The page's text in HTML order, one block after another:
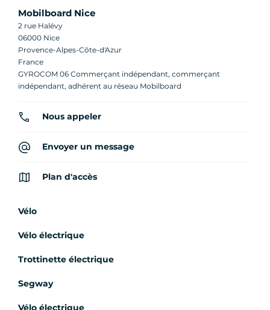
Mobilboard Nice
2 rue Halévy
06000 Nice
Provence-Alpes-Côte-d'Azur
France
GYROCOM 06 Commerçant indépendant, commerçant
indépendant, adhérent au réseau Mobilboard
Nous appeler
Envoyer un message
Plan d'accès
Vélo
Vélo électrique
Trottinette électrique
Segway
Vélo électrique